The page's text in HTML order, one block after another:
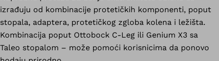
izrađuju od kombinacije protetičkih komponenti, poput
stopala, adaptera, protetičkog zgloba kolena i ležišta.
Kombinacija poput Ottobock C-Leg ili Genium X3 sa
Taleo stopalom – može pomoći korisnicima da ponovo